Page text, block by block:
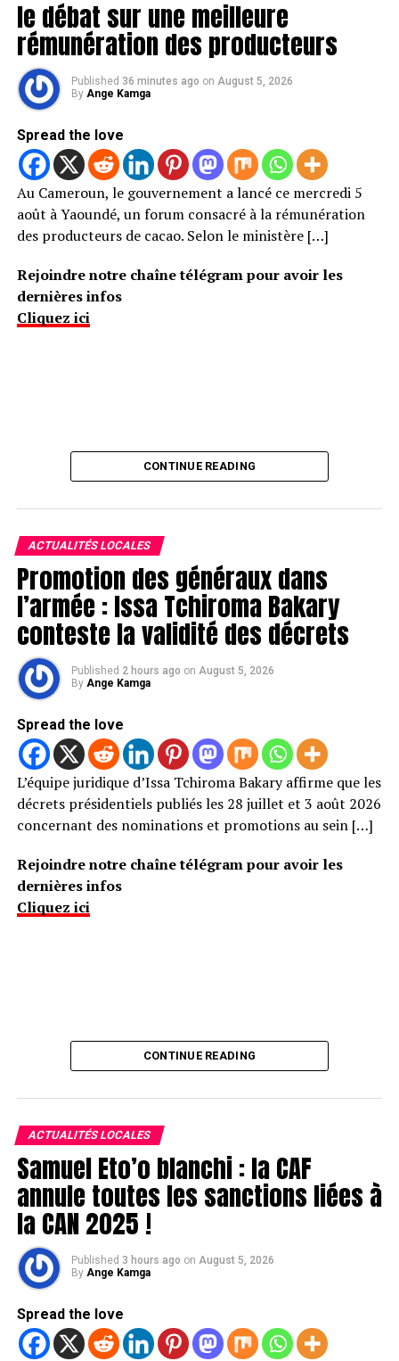
le débat sur une meilleure
rémunération des producteurs
Published 36 minutes ago on August 5, 2026
By Ange Kamga
Spread the love
Au Cameroun, le gouvernement a lancé ce mercredi 5
août à Yaoundé, un forum consacré à la rémunération
des producteurs de cacao. Selon le ministère […]
Rejoindre notre chaîne télégram pour avoir les
dernières infos
Cliquez ici
CONTINUE READING
ACTUALITÉS LOCALES
Promotion des généraux dans
l’armée : Issa Tchiroma Bakary
conteste la validité des décrets
Published 2 hours ago on August 5, 2026
By Ange Kamga
Spread the love
L’équipe juridique d’Issa Tchiroma Bakary affirme que les
décrets présidentiels publiés les 28 juillet et 3 août 2026
concernant des nominations et promotions au sein […]
Rejoindre notre chaîne télégram pour avoir les
dernières infos
Cliquez ici
CONTINUE READING
ACTUALITÉS LOCALES
Samuel Eto’o blanchi : la CAF
annule toutes les sanctions liées à
la CAN 2025 !
Published 3 hours ago on August 5, 2026
By Ange Kamga
Spread the love